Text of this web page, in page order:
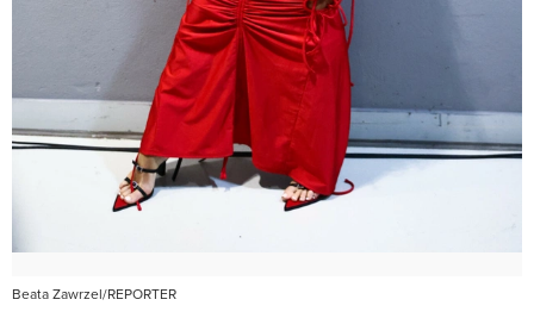
Beata Zawrzel/REPORTER